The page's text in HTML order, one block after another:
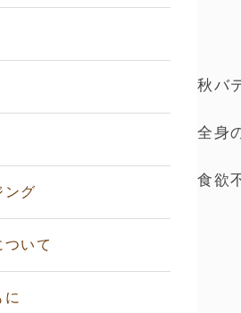
秋バ
全身
食欲
ング
いて
に